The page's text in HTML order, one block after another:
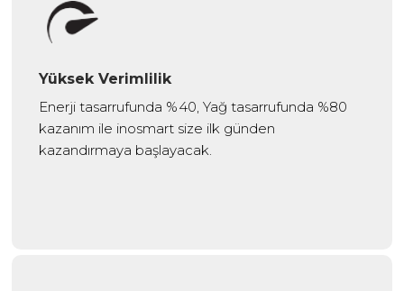
Yüksek Verimlilik
Enerji tasarrufunda %40, Yağ tasarrufunda %80
kazanım ile inosmart size ilk günden
kazandırmaya başlayacak.